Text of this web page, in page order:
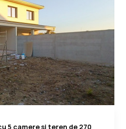
5 camere si teren de 270